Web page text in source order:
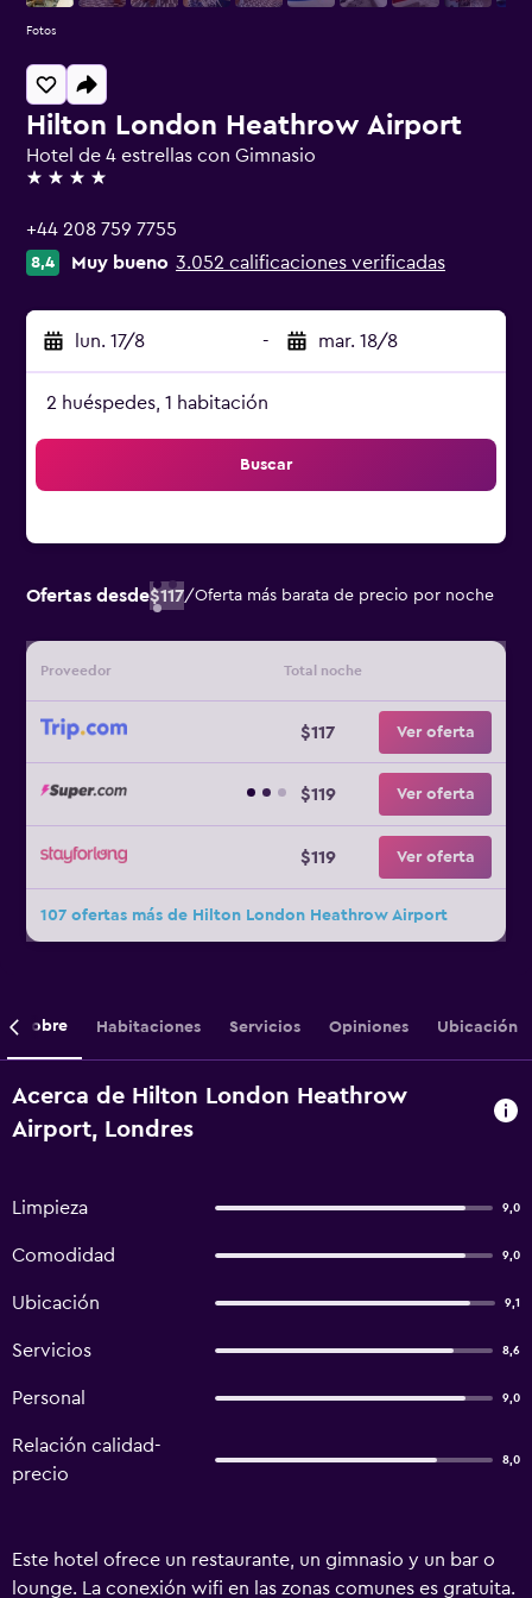
Hilton London Heathrow Airport
Hotel de 4 estrellas con Gimnasio
4 estrellas
+44 208 759 7755
8,4 Muy bueno 3.052 calificaciones verificadas
lun. 17/8 - mar. 18/8
2 huéspedes, 1 habitación
Buscar
Ofertas desde$117/Oferta más barata de precio por noche
Proveedor Total noche
$117 Ver oferta
$119 Ver oferta
$119 Ver oferta
107 ofertas más de Hilton London Heathrow Airport
Fotos
Sobre Habitaciones Servicios Opiniones Ubicación
Acerca de Hilton London Heathrow
Airport, Londres
Limpieza 9,0
Comodidad 9,0
Ubicación 9,1
Servicios 8,6
Personal 9,0
Relación calidad-
precio
8,0
Este hotel ofrece un restaurante, un gimnasio y un bar o
lounge. La conexión wifi en las zonas comunes es gratuita.